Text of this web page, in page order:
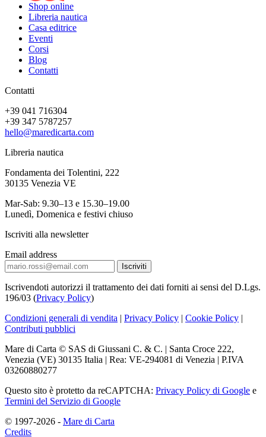
Shop online
Libreria nautica
Casa editrice
Eventi
Corsi
Blog
Contatti
Contatti
+39 041 716304
+39 347 5787257
hello@maredicarta.com
Libreria nautica
Fondamenta dei Tolentini, 222
30135 Venezia VE
Mar-Sab: 9.30–13 e 15.30–19.00
Lunedì, Domenica e festivi chiuso
Iscriviti alla newsletter
Email address
Iscrivendoti autorizzi il trattamento dei dati forniti ai sensi del D.Lgs.
196/03 (Privacy Policy)
Condizioni generali di vendita | Privacy Policy | Cookie Policy |
Contributi pubblici
Mare di Carta © SAS di Giussani C. & C. | Santa Croce 222,
Venezia (VE) 30135 Italia | Rea: VE-294081 di Venezia | P.IVA
03260880277
Questo sito è protetto da reCAPTCHA: Privacy Policy di Google e
Termini del Servizio di Google
© 1997-2026 - Mare di Carta
Credits